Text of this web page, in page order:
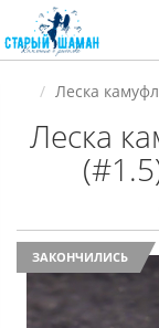
Леска
Леска
ЗАКОНЧИЛИСЬ